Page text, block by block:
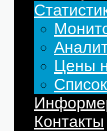
Цены
Контакты